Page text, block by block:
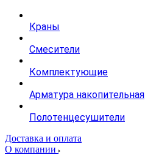
Краны
Смесители
Комплектующие
Арматура накопительная
Полотенцесушители
Доставка и оплата
О компании